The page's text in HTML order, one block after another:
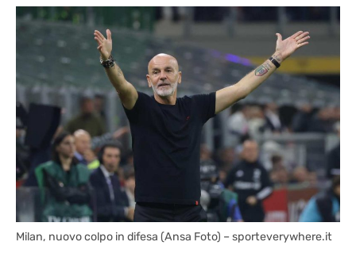
Milan, nuovo colpo in difesa (Ansa Foto) – sporteverywhere.it